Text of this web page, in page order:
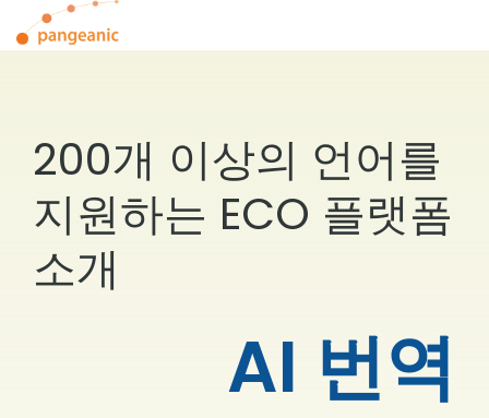
to
the
200개 이상의 언어를
지원하는 ECO 플랫폼
소개
AI 번역